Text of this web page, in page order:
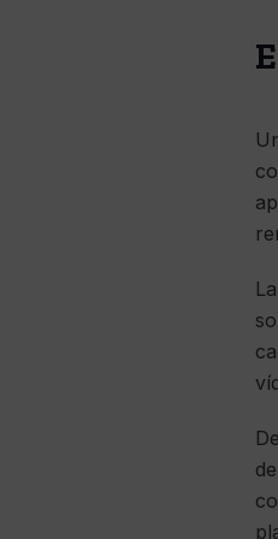
La